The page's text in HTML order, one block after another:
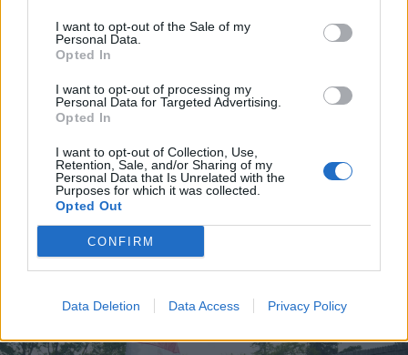
I want to opt-out of the Sale of my
Personal Data.
Opted In
I want to opt-out of processing my
Personal Data for Targeted Advertising.
Opted In
I want to opt-out of Collection, Use,
Retention, Sale, and/or Sharing of my
Personal Data that Is Unrelated with the
Purposes for which it was collected.
Opted Out
CONFIRM
Data Deletion Data Access Privacy Policy
Háromszék újabb drágaköve –
befejeződött az oltszemi Mikó-
kastély felújítása